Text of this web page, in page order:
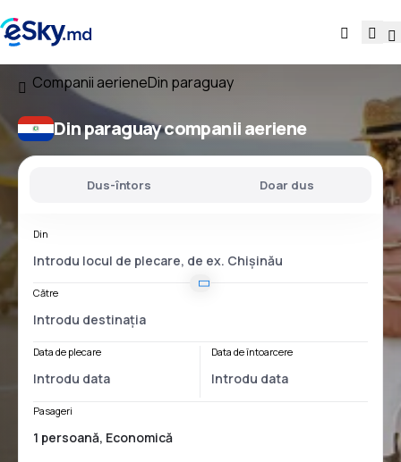
Companii aerieneDin paraguay
Din paraguay companii aeriene
Dus-întors Doar dus
Din
Către
Data de plecare Data de întoarcere
Pasageri